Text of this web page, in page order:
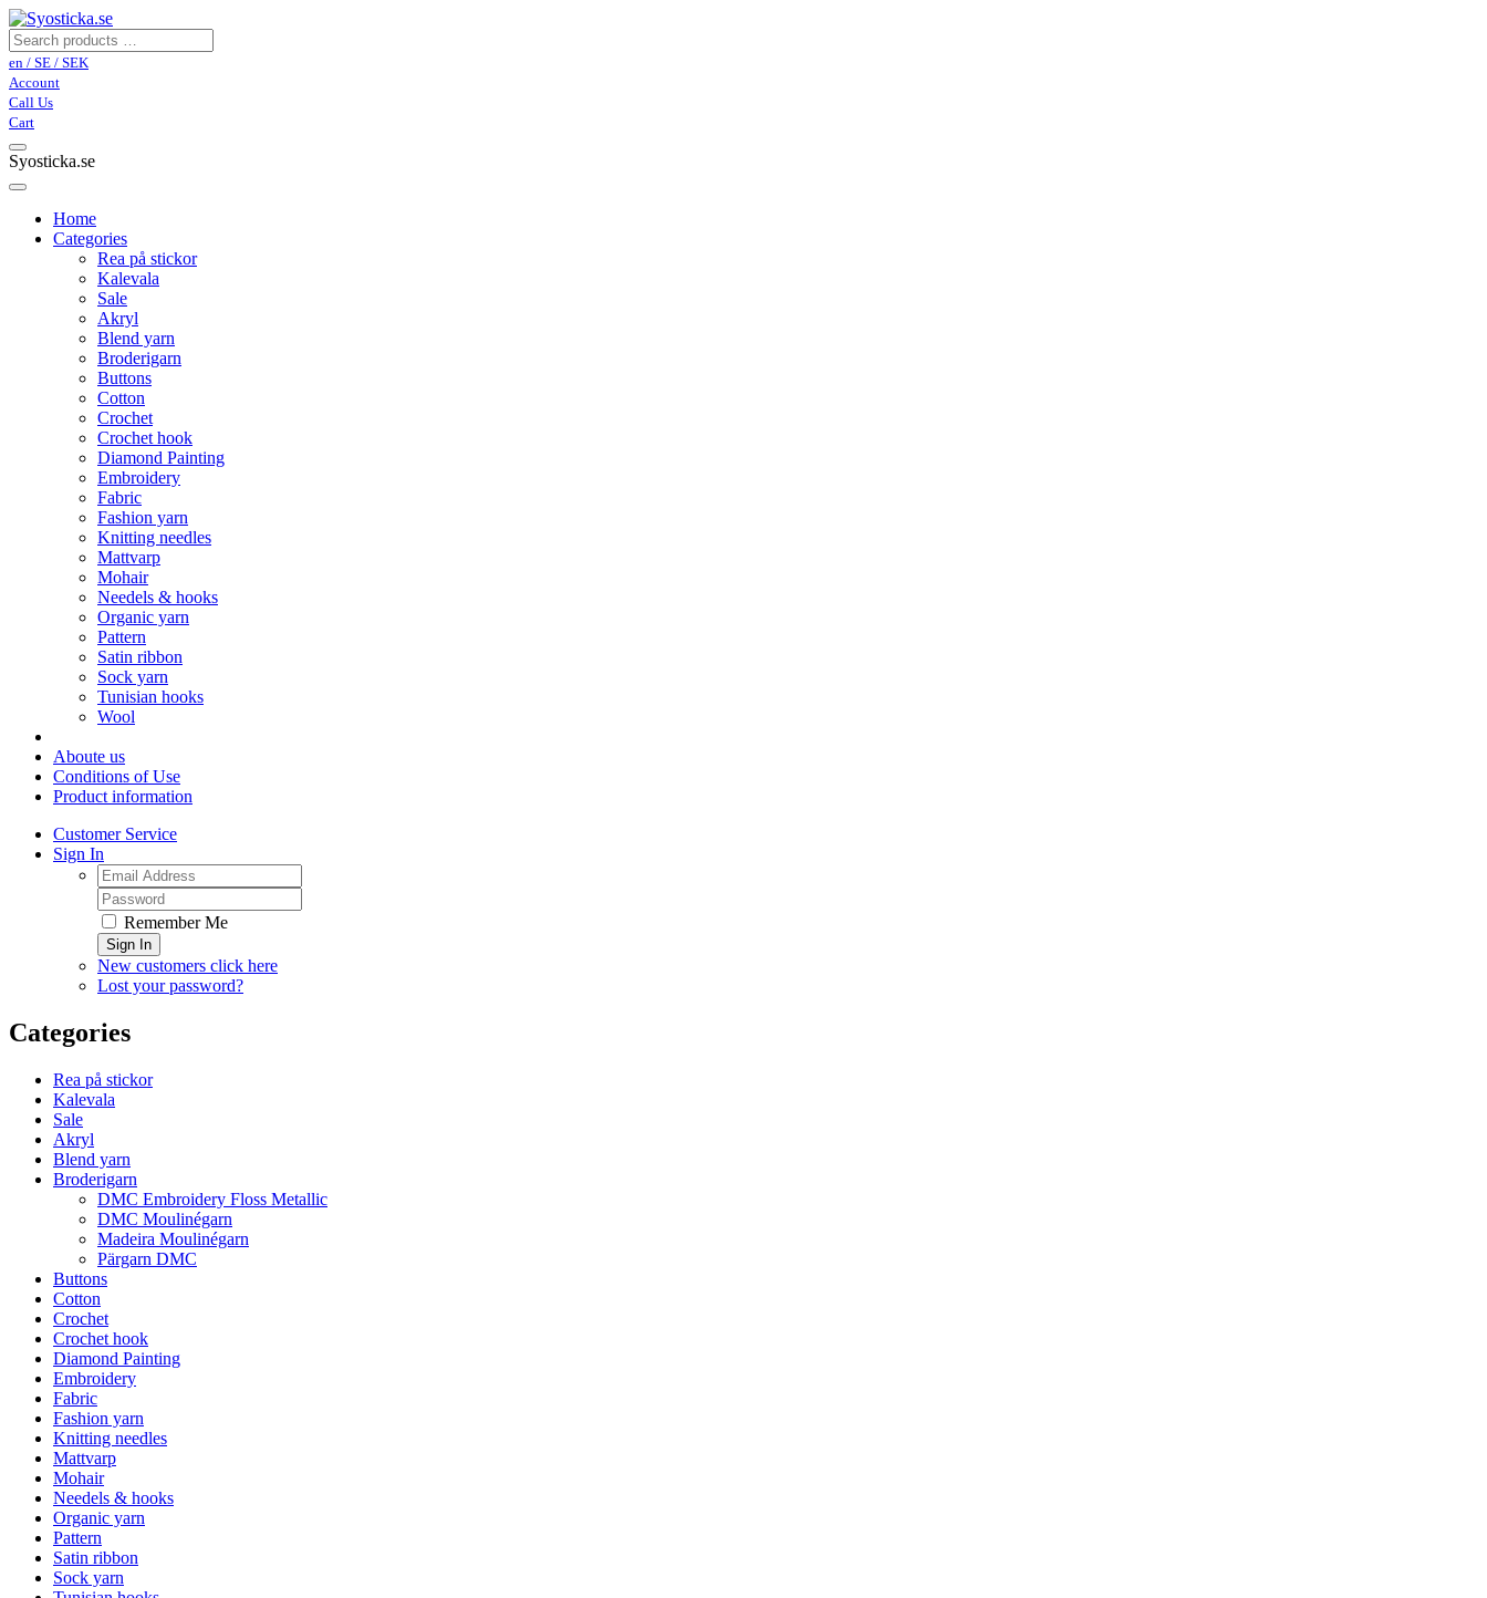
en / SE / SEK
Account
Call Us
Cart
Syosticka.se
Home
Categories
Rea på stickor
Kalevala
Sale
Akryl
Blend yarn
Broderigarn
Buttons
Cotton
Crochet
Crochet hook
Diamond Painting
Embroidery
Fabric
Fashion yarn
Knitting needles
Mattvarp
Mohair
Needels & hooks
Organic yarn
Pattern
Satin ribbon
Sock yarn
Tunisian hooks
Wool
Aboute us
Conditions of Use
Product information
Customer Service
Sign In
Remember Me
Sign In
New customers click here
Lost your password?
Categories
Rea på stickor
Kalevala
Sale
Akryl
Blend yarn
Broderigarn
DMC Embroidery Floss Metallic
DMC Moulinégarn
Madeira Moulinégarn
Pärgarn DMC
Buttons
Cotton
Crochet
Crochet hook
Diamond Painting
Embroidery
Fabric
Fashion yarn
Knitting needles
Mattvarp
Mohair
Needels & hooks
Organic yarn
Pattern
Satin ribbon
Sock yarn